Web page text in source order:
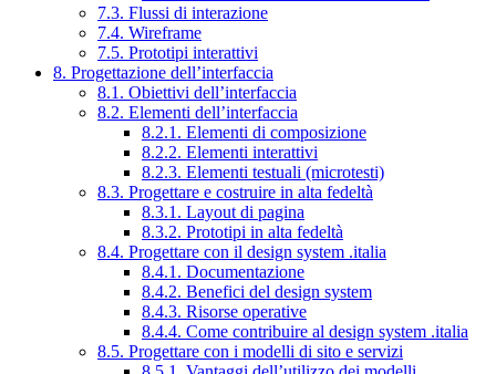
7.3. Flussi di interazione
7.4. Wireframe
7.5. Prototipi interattivi
8. Progettazione dell’interfaccia
8.1. Obiettivi dell’interfaccia
8.2. Elementi dell’interfaccia
8.2.1. Elementi di composizione
8.2.2. Elementi interattivi
8.2.3. Elementi testuali (microtesti)
8.3. Progettare e costruire in alta fedeltà
8.3.1. Layout di pagina
8.3.2. Prototipi in alta fedeltà
8.4. Progettare con il design system .italia
8.4.1. Documentazione
8.4.2. Benefici del design system
8.4.3. Risorse operative
8.4.4. Come contribuire al design system .italia
8.5. Progettare con i modelli di sito e servizi